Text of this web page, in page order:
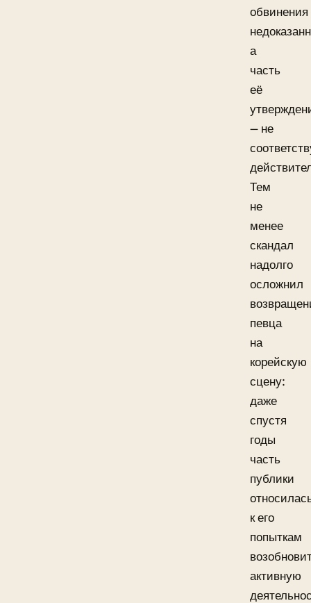
обвинения
а
часть
её
— не
Тем
не
менее
скандал
надолго
осложнил
певца
на
корейскую
сцену:
даже
спустя
годы
часть
публики
к его
попыткам
активную